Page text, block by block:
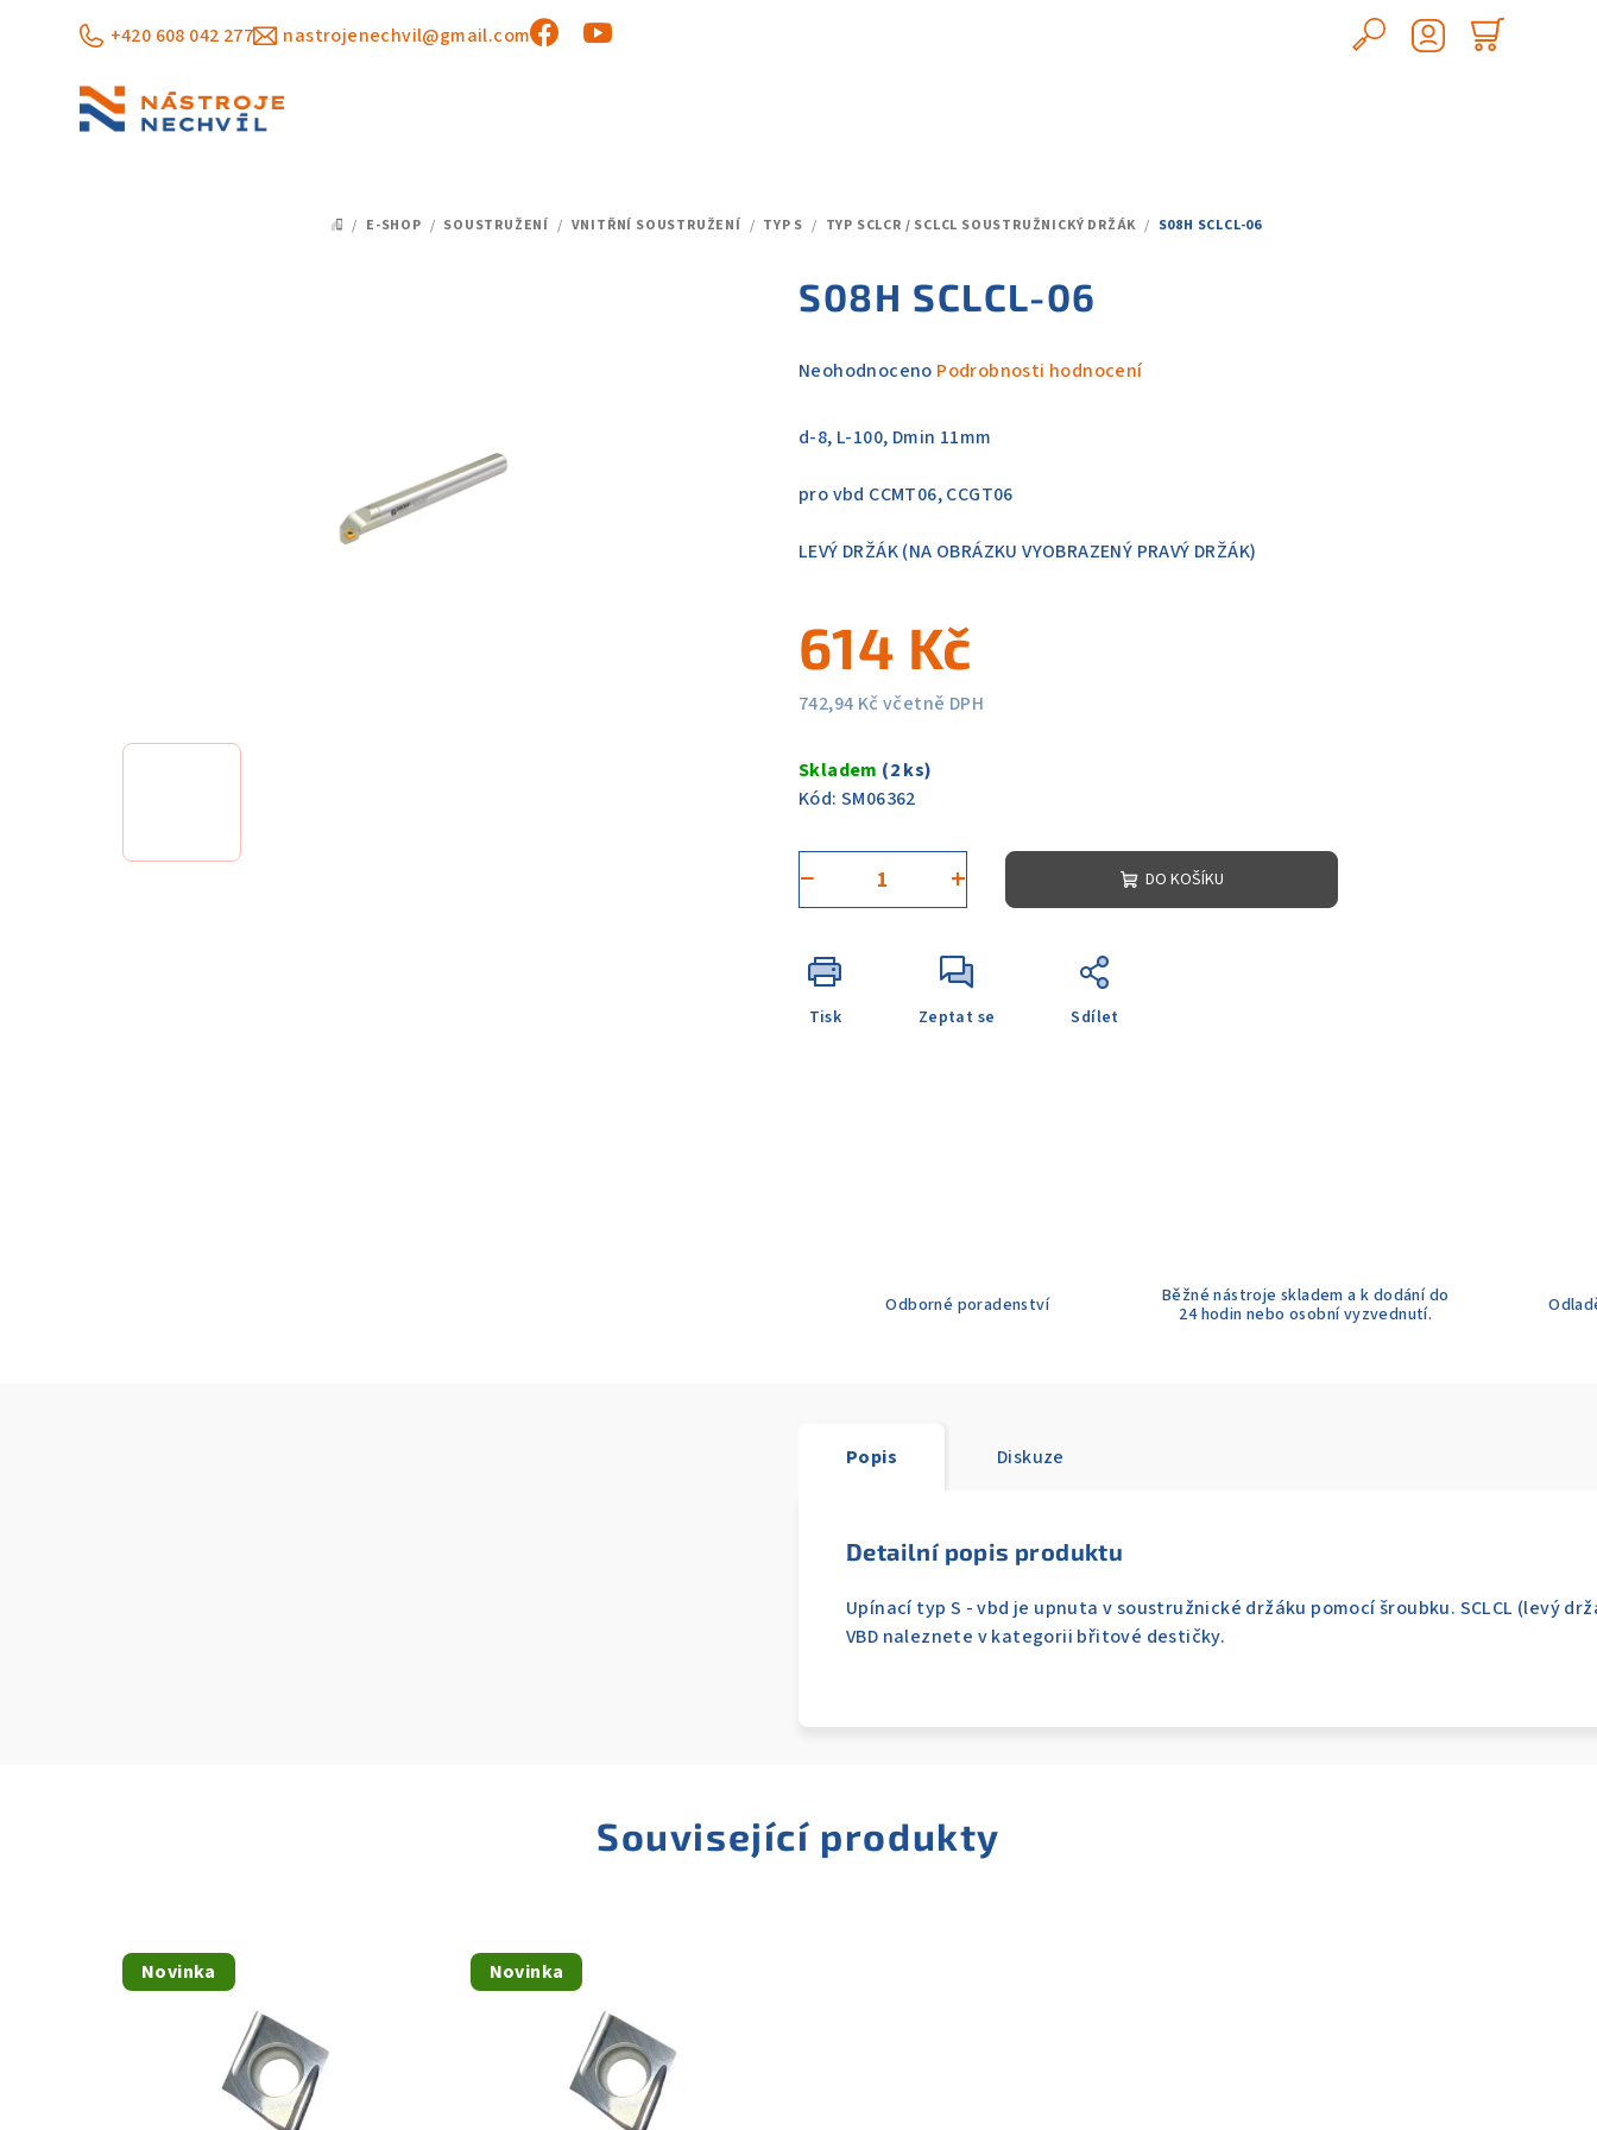
+420 608 042 277 nastrojenechvil@gmail.com
Hledat
DOMŮ
/ E-SHOP / SOUSTRUŽENÍ / VNITŘNÍ SOUSTRUŽENÍ / TYP S / TYP SCLCR / SCLCL SOUSTRUŽNICKÝ DRŽÁK / S08H SCLCL-06
S08H SCLCL-06
Průměrné
produktu
z
5
Neohodnoceno Podrobnosti hodnocení
d-8, L-100, Dmin 11mm
pro vbd CCMT06, CCGT06
LEVÝ DRŽÁK (NA OBRÁZKU VYOBRAZENÝ PRAVÝ DRŽÁK)
614 Kč
742,94 Kč včetně DPH
cena:
Skladem (2 ks)
Kód: SM06362
+
− DO KOŠÍKU
Tisk Zeptat se Sdílet
Odborné poradenství
Běžné nástroje skladem a k dodání do
24 hodin nebo osobní vyzvednutí.
Popis Diskuze
Detailní popis produktu
Upínací typ S - vbd je upnuta v soustružnické držáku pomocí šroubku. SCLCL (levý
VBD naleznete v kategorii břitové destičky.
Související produkty
Novinka Novinka